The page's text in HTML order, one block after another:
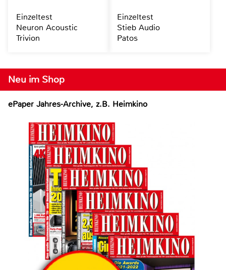
Neu im Shop
ePaper Jahres-Archive, z.B. Heimkino
Einzeltest
Neuron Acoustic
Trivion
Einzeltest
Stieb Audio
Patos